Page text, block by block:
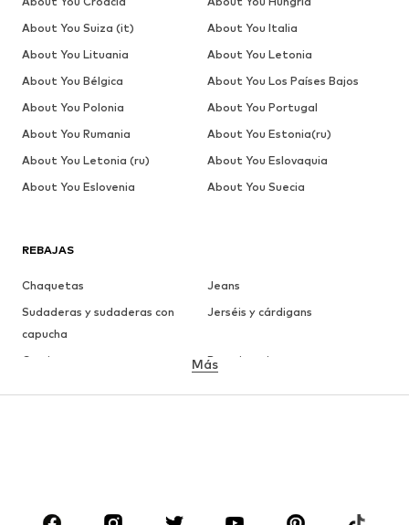
REBAJAS
Chaquetas
Jeans
Sudaderas y sudaderas con
capucha
Jerséis y cárdigans
Camisetas
Ropa interior
Más
About You Suiza (it)
About You Italia
About You Lituania
About You Letonia
About You Bélgica
About You Los Países Bajos
About You Polonia
About You Portugal
About You Rumania
About You Estonia(ru)
About You Letonia (ru)
About You Eslovaquia
About You Eslovenia
About You Suecia